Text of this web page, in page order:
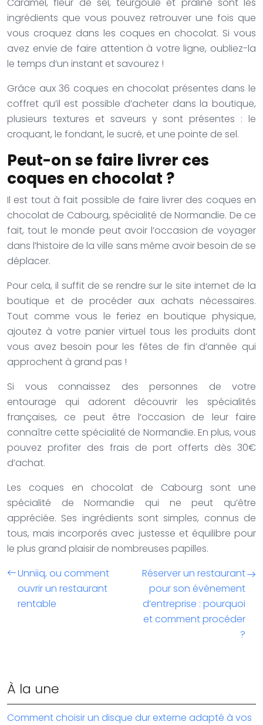
ingrédients que vous pouvez retrouver une fois que
vous croquez dans les coques en chocolat. Si vous
avez envie de faire attention à votre ligne, oubliez-la
le temps d’un instant et savourez !
Grâce aux 36 coques en chocolat présentes dans le
coffret qu’il est possible d’acheter dans la boutique,
plusieurs textures et saveurs y sont présentes : le
croquant, le fondant, le sucré, et une pointe de sel.
Peut-on se faire livrer ces
coques en chocolat ?
Il est tout à fait possible de faire livrer des coques en
chocolat de Cabourg, spécialité de Normandie. De ce
fait, tout le monde peut avoir l’occasion de voyager
dans l’histoire de la ville sans même avoir besoin de se
déplacer.
Pour cela, il suffit de se rendre sur le site internet de la
boutique et de procéder aux achats nécessaires.
Tout comme vous le feriez en boutique physique,
ajoutez à votre panier virtuel tous les produits dont
vous avez besoin pour les fêtes de fin d’année qui
approchent à grand pas !
Si vous connaissez des personnes de votre
entourage qui adorent découvrir les spécialités
françaises, ce peut être l’occasion de leur faire
connaître cette spécialité de Normandie. En plus, vous
pouvez profiter des frais de port offerts dès 30€
d’achat.
Les coques en chocolat de Cabourg sont une
spécialité de Normandie qui ne peut qu’être
appréciée. Ses ingrédients sont simples, connus de
tous, mais incorporés avec justesse et équilibre pour
le plus grand plaisir de nombreuses papilles.
Unniiq, ou comment
ouvrir un restaurant
rentable
Réserver un restaurant
pour son événement
d’entreprise : pourquoi
et comment procéder
?
À la une
Comment choisir un disque dur externe adapté à vos